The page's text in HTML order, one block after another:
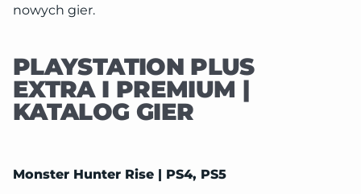
nowych gier.
PLAYSTATION PLUS
EXTRA I PREMIUM |
KATALOG GIER
Monster Hunter Rise | PS4, PS5